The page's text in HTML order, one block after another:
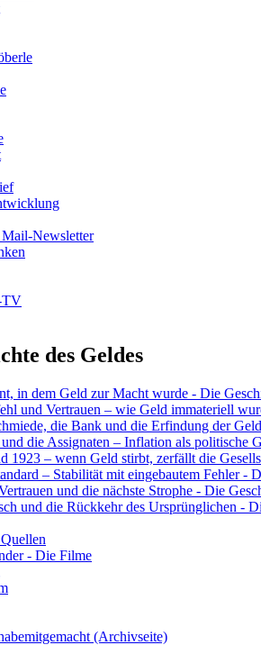
Newsletter
TV
des Geldes
in dem Geld zur Macht wurde - Die
und Vertrauen – wie Geld immateriell
die Bank und die Erfindung der
die Assignaten – Inflation als politische
1923 – wenn Geld stirbt, zerfällt die
– Stabilität mit eingebautem Fehler -
und die nächste Strophe - Die
und die Rückkehr des Ursprünglichen -
- Die Filme
(Archivseite)